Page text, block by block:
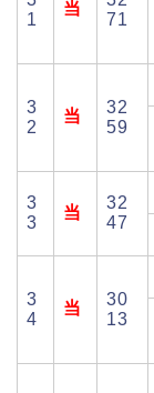
1
当
71
3
2
当
32
59
3
3
当
32
47
3
4
当
30
13